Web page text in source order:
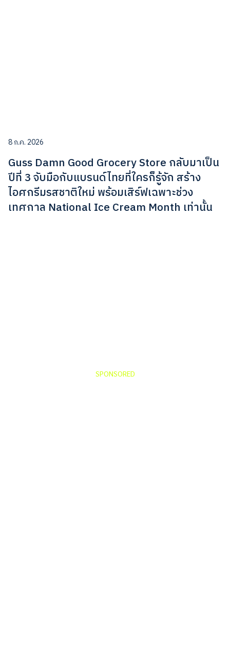
8 ก.ค. 2026
Guss Damn Good Grocery Store กลับมาเป็น
ปีที่ 3 จับมือกับแบรนด์ไทยที่ใครก็รู้จัก สร้าง
ไอศกรีมรสชาติใหม่ พร้อมเสิร์ฟเฉพาะช่วง
เทศกาล National Ice Cream Month เท่านั้น
SPONSORED